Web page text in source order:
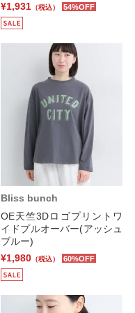
¥1,931 （税込） 54%OFF
Bliss bunch
OE天竺3Dロゴプリントワ
イドプルオーバー(アッシュ
ブルー)
¥1,980 （税込） 60%OFF